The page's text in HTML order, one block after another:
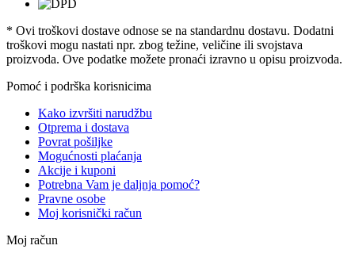
* Ovi troškovi dostave odnose se na standardnu ​​dostavu. Dodatni
troškovi mogu nastati npr. zbog težine, veličine ili svojstava
proizvoda. Ove podatke možete pronaći izravno u opisu proizvoda.
Pomoć i podrška korisnicima
Kako izvršiti narudžbu
Otprema i dostava
Povrat pošiljke
Mogućnosti plaćanja
Akcije i kuponi
Potrebna Vam je daljnja pomoć?
Pravne osobe
Moj korisnički račun
Moj račun